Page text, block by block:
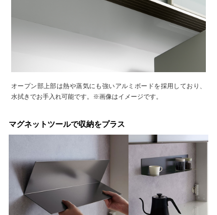
オープン部上部は熱や蒸気にも強いアルミボードを採用しており、
水拭きでお手入れ可能です。※画像はイメージです。
マグネットツールで収納をプラス